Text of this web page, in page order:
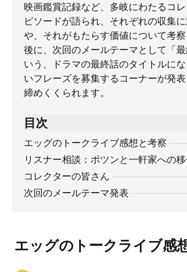
映画鑑賞記録など、多岐にわたるコ
ピソードが語られ、それぞれの収集
や、それがもたらす価値について考
後に、次回のメールテーマとして「
いう、ドラマの最終話のタイトルに
いフレーズを募集するコーナーが発
締めくくられます。
目次
エッグのトークライブ感想と考察
リスナー相談：ポツンと一軒家への
コレクターの皆さん
次回のメールテーマ発表
エッグのトークライブ感